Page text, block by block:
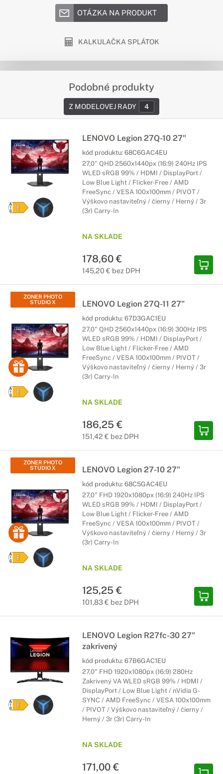
OTÁZKA NA PRODUKT
KALKULAČKA SPLÁTOK
Podobné produkty
Z MODELOVEJ RADY 4
LENOVO Legion 27Q-10 27"
kód produktu: 68C6GAC4EU
27,0" QHD 2560x1440px (16:9) 240Hz IPS
WLED sRGB 99% / HDMI / DisplayPort /
Low Blue Light / Flicker-Free / AMD
FreeSync / VESA 100x100mm / PIVOT /
Výškovo nastaviteľný / čierny / Herný / 3r
(3r) Carry-In
NA SKLADE
178,60 €
145,20 € bez DPH
ZONER PHOTO
STUDIO X
LENOVO Legion 27Q-11 27"
kód produktu: 67D3GAC1EU
27,0" QHD 2560x1440px (16:9) 300Hz IPS
WLED sRGB 99% / HDMI / DisplayPort /
Low Blue Light / Flicker-Free / AMD
FreeSync / VESA 100x100mm / PIVOT /
Výškovo nastaviteľný / čierny / Herný / 3r
(3r) Carry-In
NA SKLADE
186,25 €
151,42 € bez DPH
ZONER PHOTO
STUDIO X
LENOVO Legion 27-10 27"
kód produktu: 68C5GAC4EU
27,0" FHD 1920x1080px (16:9) 240Hz IPS
WLED sRGB 99% / HDMI / DisplayPort /
Low Blue Light / Flicker-Free / AMD
FreeSync / VESA 100x100mm / PIVOT /
Výškovo nastaviteľný / čierny / Herný / 3r
(3r) Carry-In
NA SKLADE
125,25 €
101,83 € bez DPH
LENOVO Legion R27fc-30 27"
zakrivený
kód produktu: 67B6GAC1EU
27,0" FHD 1920x1080px (16:9) 280Hz
Zakrivený VA WLED sRGB 99% / HDMI /
DisplayPort / Low Blue Light / nVidia G-
SYNC / AMD FreeSync / VESA 100x100mm
/ PIVOT / Výškovo nastaviteľný / čierny /
Herný / 3r (3r) Carry-In
NA SKLADE
171,00 €